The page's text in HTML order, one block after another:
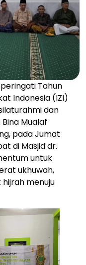
Tahun
Indonesia (IZI)
dan
Mualaf
pada Jumat
di Masjid dr.
untuk
ukhuwah,
menuju